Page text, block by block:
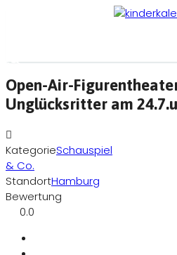
Open-Air-
Unglücksritter am
KategorieSchauspiel
& Co.
StandortHamburg
Bewertung
0.0